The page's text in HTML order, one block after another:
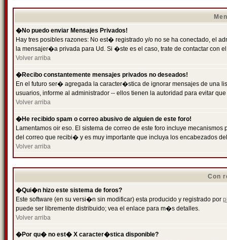
�No puedo enviar Mensajes Privados!
Hay tres posibles razones: No est� registrado y/o no se ha conectado, el
la mensajer�a privada para Ud. Si �ste es el caso, trate de contactar con
Volver arriba
�Recibo constantemente mensajes privados no deseados!
En el futuro ser� agregada la caracter�stica de ignorar mensajes de una
usuarios, informe al administrador -- ellos tienen la autoridad para evitar
Volver arriba
�He recibido spam o correo abusivo de alguien de este foro!
Lamentamos oir eso. El sistema de correo de este foro incluye
del correo que recibi� y es muy importante que incluya los encabezados
Volver arriba
Con
�Qui�n hizo este sistema de foros?
Este software (en su versi�n sin modificar) esta producido y registrado por
puede ser libremente distribuido; vea el enlace para m�s detalles.
Volver arriba
�Por qu� no est� X caracter�stica disponible?